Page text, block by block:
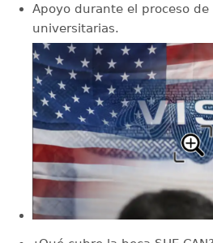
Apoyo durante el proceso
universitarias.